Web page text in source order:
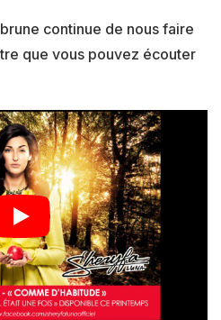
continue de nous faire
que vous pouvez écouter